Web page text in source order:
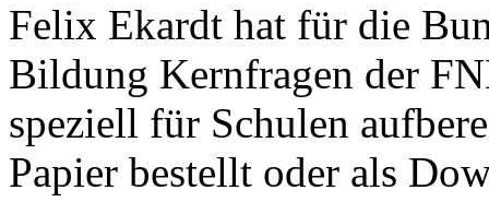
Felix Ekardt hat für die
Bildung Kernfragen der
speziell für Schulen
Papier bestellt oder als